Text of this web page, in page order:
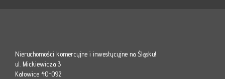
Nieruchomości komercyjne i inwestycyjne na Śląsku!
ul. Mickiewicza 3
Katowice 40-092